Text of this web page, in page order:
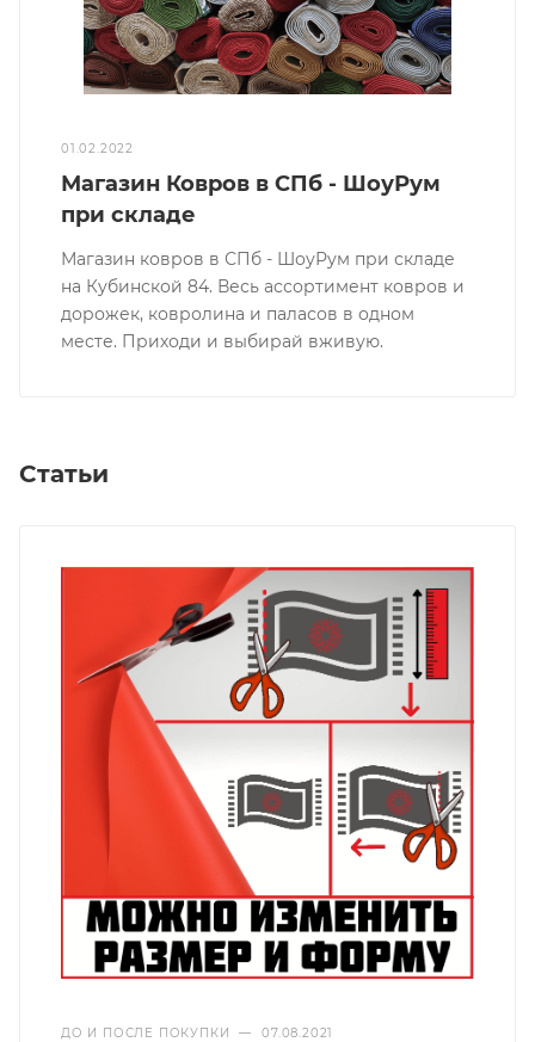
01.02.2022
Магазин Ковров в СПб - ШоуРум
при складе
Магазин ковров в СПб - ШоуРум при складе
на Кубинской 84. Весь ассортимент ковров и
дорожек, ковролина и паласов в одном
месте. Приходи и выбирай вживую.
Статьи
ДО И ПОСЛЕ ПОКУПКИ — 07.08.2021